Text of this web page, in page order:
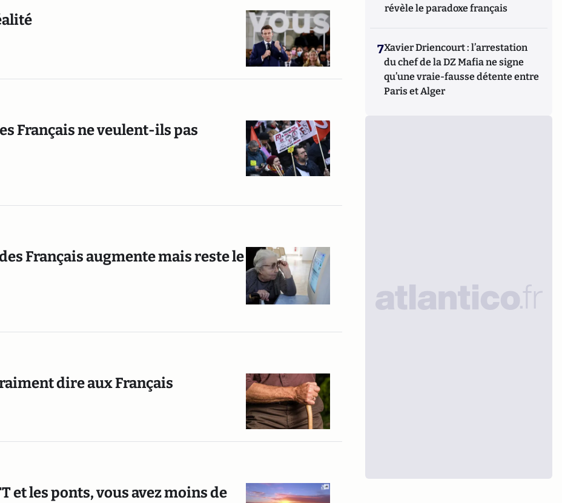
Français ne veulent-ils pas
Français augmente mais reste le
dire aux Français
et les ponts, vous avez moins de
révèle le paradoxe français
7Xavier Driencourt : l’arrestation
du chef de la DZ Mafia ne signe
qu’une vraie-fausse détente entre
Paris et Alger